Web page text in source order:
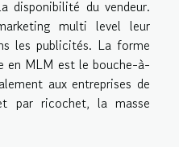
disponibilité du vendeur.
multi level leur
les publicités. La forme
en MLM est le bouche-à-
aux entreprises de
par ricochet, la masse